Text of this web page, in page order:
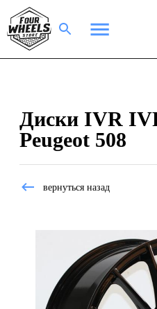
Диски IVR
Peugeot 508
вернуться назад